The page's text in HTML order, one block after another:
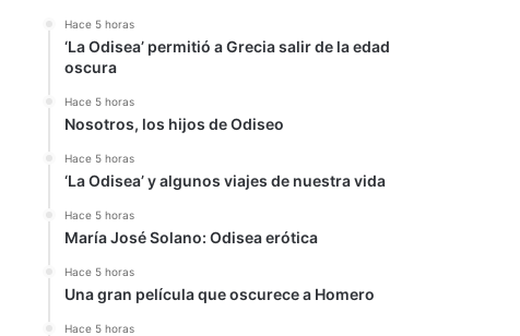
Hace 5 horas
‘La Odisea’ permitió a Grecia salir de la edad
oscura
Hace 5 horas
Nosotros, los hijos de Odiseo
Hace 5 horas
‘La Odisea’ y algunos viajes de nuestra vida
Hace 5 horas
María José Solano: Odisea erótica
Hace 5 horas
Una gran película que oscurece a Homero
Hace 5 horas